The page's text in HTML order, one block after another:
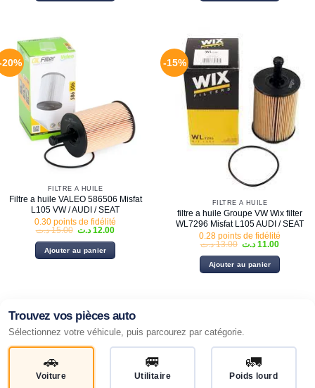
FILTRE À HUILE
Filtre a huile VALEO 586506 Misfat
L105 VW / AUDI / SEAT
0.30 points de fidélité
15.00 د.ت
Le
initial
était :
12.00 د.ت
Le
actuel
est :
Ajouter au panier
-15%
FILTRE À HUILE
filtre a huile Groupe VW Wix filter
WL7296 Misfat L105 AUDI / SEAT
0.28 points de fidélité
13.00 د.ت
Le
initial
était :
11.00 د.ت
Le
actuel
est :
Ajouter au panier
Trouvez vos pièces auto
Sélectionnez votre véhicule, puis parcourez par catégorie.
🚗
Voiture
🚐
Utilitaire
🚛
Poids lourd